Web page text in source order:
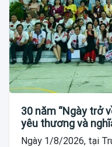
30 năm “Ngày trở
yêu thương và
Ngày 1/8/2026, tại